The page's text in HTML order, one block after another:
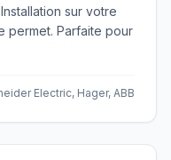
sur votre
permet. Parfaite pour
Electric, Hager, ABB